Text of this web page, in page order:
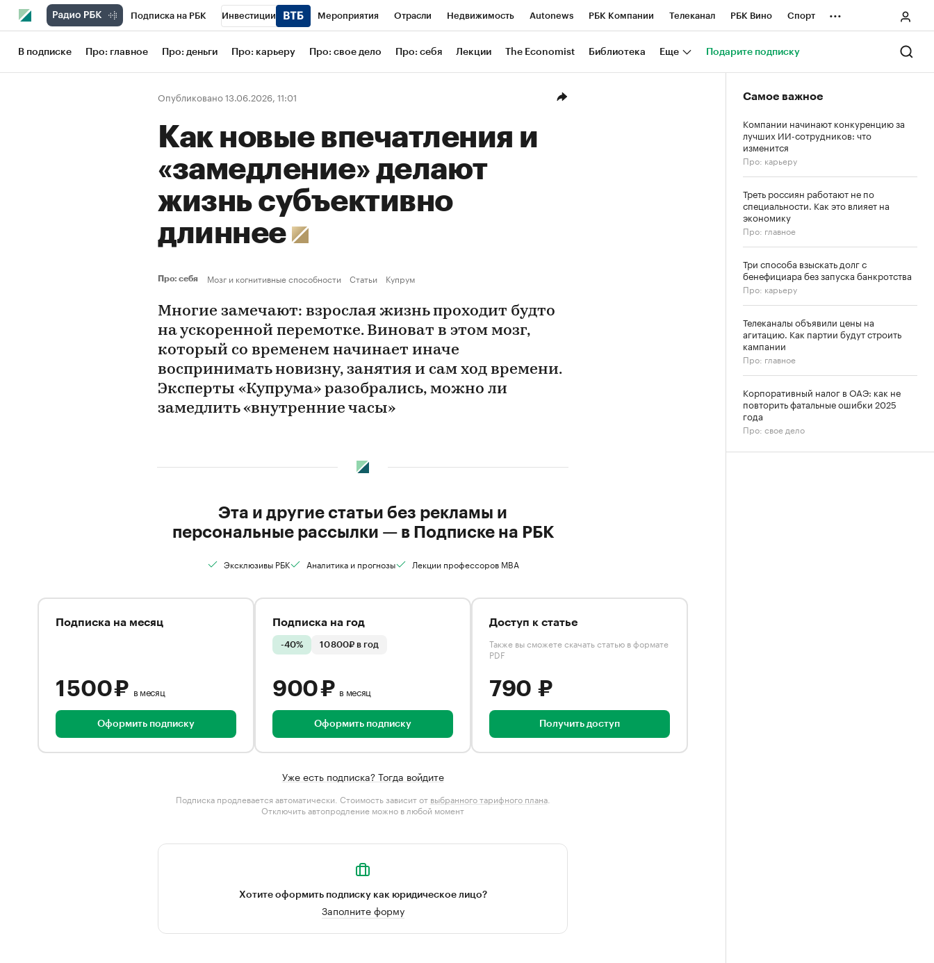
Подписка на РБК Инвестиции Мероприятия Отрасли Недвижимость Autonews РБК Компании Телеканал РБК Вино Спорт
Школа управления РБК РБК Образование РБК Life Тренды Визионеры Национальные проекты Город
Рынок наличной валюты
...
В подписке Про: главное Про: деньги Про: карьеру Про: свое дело Про: себя Лекции The Economist Библиотека Еще Подарите подписку
Опубликовано 13.06.2026, 11:01
Как новые впечатления и
«замедление» делают
жизнь субъективно
длиннее
Про: себя Мозг и когнитивные способности Статьи Купрум
Многие замечают: взрослая жизнь проходит будто
на ускоренной перемотке. Виноват в этом мозг,
который со временем начинает иначе
воспринимать новизну, занятия и сам ход времени.
Эксперты «Купрума» разобрались, можно ли
замедлить «внутренние часы»
Эта и другие статьи без рекламы и
персональные рассылки — в Подписке на РБК
Эксклюзивы РБК Аналитика и прогнозы Лекции профессоров MBA
Подписка на месяц
1 500 ₽ в месяц
Оформить подписку
Подписка на год
-40% 10 800₽ в год
900 ₽ в месяц
Оформить подписку
Доступ к статье
Также вы сможете скачать статью в формате
PDF
790 ₽
Получить доступ
Уже есть подписка? Тогда войдите
Подписка продлевается автоматически. Стоимость зависит от выбранного тарифного плана.
Отключить автопродление можно в любой момент
Хотите оформить подписку как юридическое лицо?
Заполните форму
Самое важное
Компании начинают конкуренцию за
лучших ИИ-сотрудников: что
изменится
Про: карьеру
Треть россиян работают не по
специальности. Как это влияет на
экономику
Про: главное
Три способа взыскать долг с
бенефициара без запуска банкротства
Про: карьеру
Телеканалы объявили цены на
агитацию. Как партии будут строить
кампании
Про: главное
Корпоративный налог в ОАЭ: как не
повторить фатальные ошибки 2025
года
Про: свое дело